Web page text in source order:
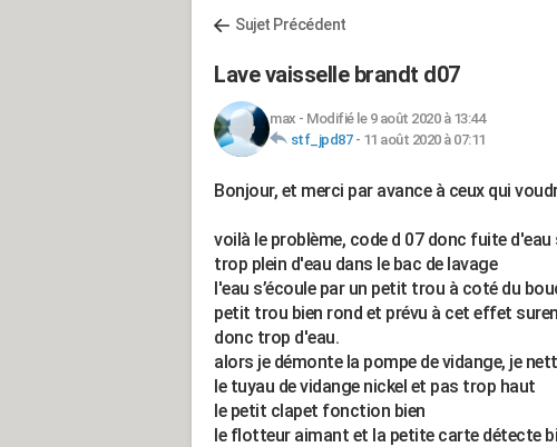
Sujet Précédent
Lave vaisselle brandt d07
max - Modifié le 9 août 2020 à 13:44
stf_jpd87- 11 août 2020 à 07:11
Bonjour, et merci par avance à ceux qui
voilà le problème, code d 07 donc fuite
trop plein d'eau dans le bac de lavage
l'eau s’écoule par un petit trou à coté du
petit trou bien rond et prévu à cet effet
donc trop d'eau.
alors je démonte la pompe de vidange, je
le tuyau de vidange nickel et pas trop haut
le petit clapet fonction bien
le flotteur aimant et la petite carte détecte